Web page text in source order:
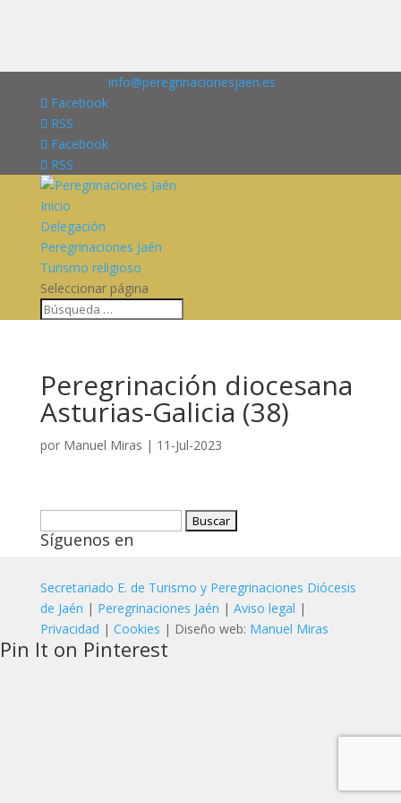
info@peregrinacionesjaen.es
Facebook
RSS
Facebook
RSS
Inicio
Delegación
Peregrinaciones Jaén
Turismo religioso
Seleccionar página
Peregrinación diocesana
Asturias-Galicia (38)
por Manuel Miras | 11-Jul-2023
Síguenos en
Secretariado E. de Turismo y Peregrinaciones Diócesis
de Jaén | Peregrinaciones Jaén | Aviso legal |
Privacidad | Cookies | Diseño web: Manuel Miras
Pin It on Pinterest